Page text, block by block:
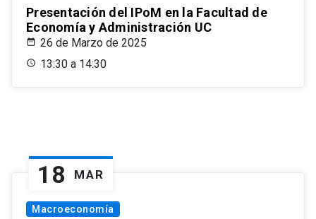
Presentación del IPoM en la Facultad de
Economía y Administración UC
26 de Marzo de 2025
13:30 a 14:30
18 MAR
Macroeconomía